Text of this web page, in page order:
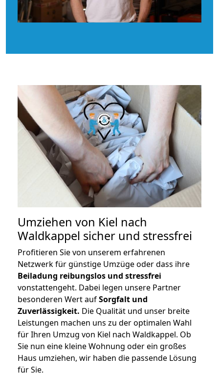
Umziehen von Kiel nach
Waldkappel sicher und stressfrei
Profitieren Sie von unserem erfahrenen
Netzwerk für günstige Umzüge oder dass ihre
Beiladung reibungslos und stressfrei
vonstattengeht. Dabei legen unsere Partner
besonderen Wert aufSorgfalt und
Zuverlässigkeit. Die Qualität und unser breite
Leistungen machen uns zu der optimalen Wahl
für Ihren Umzug von Kiel nach Waldkappel. Ob
Sie nun eine kleine Wohnung oder ein großes
Haus umziehen, wir haben die passende Lösung
für Sie.